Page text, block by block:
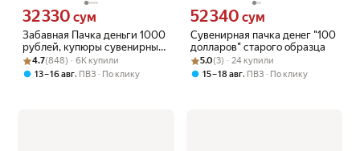
Забавная Пачка деньги 1000
рублей, купюры сувенирные
с приколом, фальшивые для
розыгрыша, ненастоящие,
Цена 32330 сум вместо
32 330 сум
Рейтинг товара: 4.7 из 5
Оценок: (848) · 6K купили
4.7(848) · 6K купили
13 – 16 авг, ПВЗ По клику
Сувенирная пачка денег "100
долларов" старого образца
Цена 52340 сум вместо
52 340 сум
Рейтинг товара: 5.0 из 5
Оценок: (3) · 24 купили
5.0(3) · 24 купили
15 – 18 авг, ПВЗ По клику